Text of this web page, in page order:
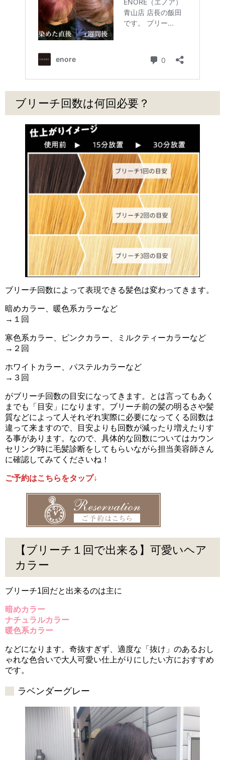
ブリーチ回数は何回必要？
ブリーチ回数によって表現できる髪色は変わってきます。
暗めカラー、暖色系カラーなど
→１回
寒色系カラー、ピンクカラー、ミルクティーカラーなど
→２回
ホワイトカラー、パステルカラーなど
→３回
がブリーチ回数の目安になってきます。とは言ってもあく
までも「目安」になります。ブリーチ前の髪の明るさや髪
質などによって人それぞれ実際に必要になってくる回数は
違って来ますので、目安よりも回数が減ったり増えたりす
る事があります。なので、具体的な回数についてはカウン
セリング時に毛髪診断をしてもらいながら担当美容師さん
に確認してみてくださいね！
ご予約はこちらをタップ↓
【ブリーチ１回で出来る】可愛いヘア
カラー
ブリーチ1回だと出来るのは主に
暗めカラー
ナチュラルカラー
暖色系カラー
などになります。奇抜すぎず、適度な「抜け」のあるおし
ゃれな色合いで大人可愛い仕上がりにしたい方におすすめ
です。
ラベンダーグレー